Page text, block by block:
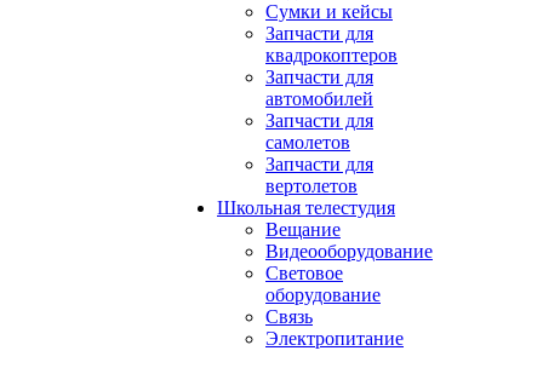
Сумки и кейсы
Запчасти для
квадрокоптеров
Запчасти для
автомобилей
Запчасти для
самолетов
Запчасти для
вертолетов
Школьная телестудия
Вещание
Видеооборудование
Световое
оборудование
Связь
Электропитание